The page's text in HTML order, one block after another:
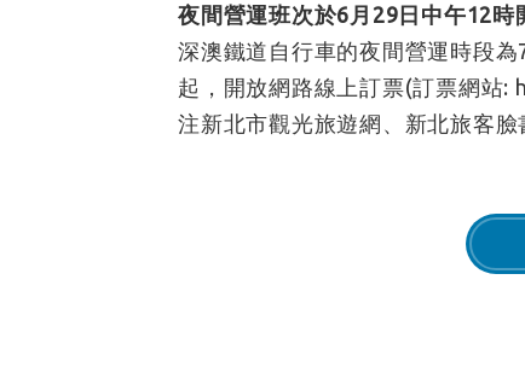
夜間營運班次於6月29日中午12時
深澳鐵道自行車的夜間營運時段
起，開放網路線上訂票(訂票網站:
注新北市觀光旅遊網、新北旅客臉